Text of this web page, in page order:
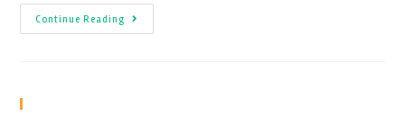
Continue Reading